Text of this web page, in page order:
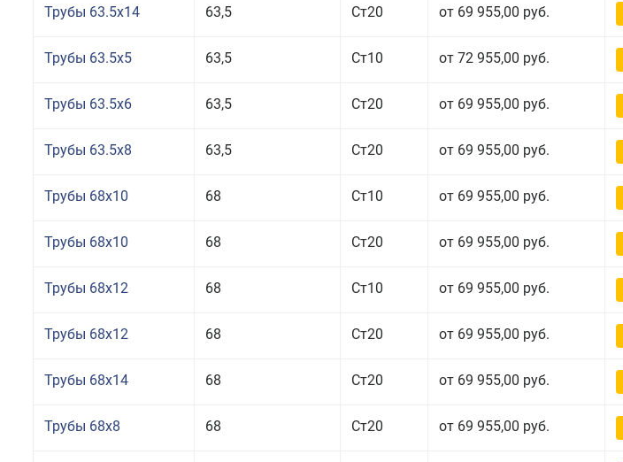
Трубы 63.5x14 63,5 Ст20 от 69 955,00 руб.
Трубы 63.5x5 63,5 Ст10 от 72 955,00 руб.
Трубы 63.5x6 63,5 Ст20 от 69 955,00 руб.
Трубы 63.5x8 63,5 Ст20 от 69 955,00 руб.
Трубы 68x10 68 Ст10 от 69 955,00 руб.
Трубы 68x10 68 Ст20 от 69 955,00 руб.
Трубы 68x12 68 Ст10 от 69 955,00 руб.
Трубы 68x12 68 Ст20 от 69 955,00 руб.
Трубы 68x14 68 Ст20 от 69 955,00 руб.
Трубы 68x8 68 Ст20 от 69 955,00 руб.